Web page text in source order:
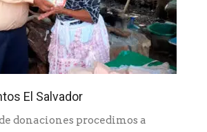
El Salvador
donaciones procedimos a